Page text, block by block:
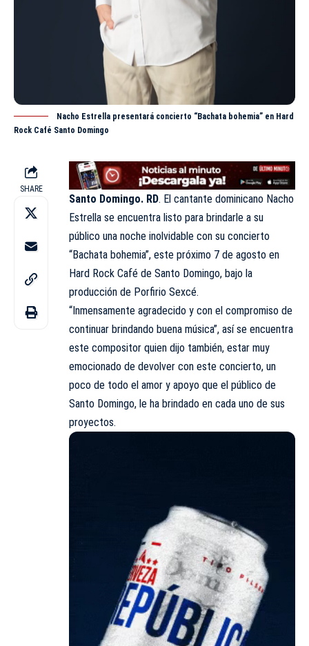
Nacho Estrella presentará concierto “Bachata bohemia” en Hard
Rock Café Santo Domingo
SHARE
Santo Domingo. RD. El cantante dominicano Nacho
Estrella se encuentra listo para brindarle a su
público una noche inolvidable con su concierto
“Bachata bohemia”, este próximo 7 de agosto en
Hard Rock Café de Santo Domingo, bajo la
producción de Porfirio Sexcé.
“Inmensamente agradecido y con el compromiso de
continuar brindando buena música”, así se encuentra
este compositor quien dijo también, estar muy
emocionado de devolver con este concierto, un
poco de todo el amor y apoyo que el público de
Santo Domingo, le ha brindado en cada uno de sus
proyectos.